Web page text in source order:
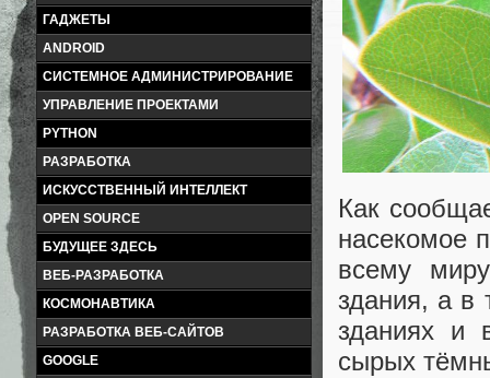
ГАДЖЕТЫ
ANDROID
СИСТЕМНОЕ АДМИНИСТРИРОВАНИЕ
УПРАВЛЕНИЕ ПРОЕКТАМИ
PYTHON
РАЗРАБОТКА
ИСКУССТВЕННЫЙ ИНТЕЛЛЕКТ
OPEN SOURCE
БУДУЩЕЕ ЗДЕСЬ
ВЕБ-РАЗРАБОТКА
КОСМОНАВТИКА
РАЗРАБОТКА ВЕБ-САЙТОВ
GOOGLE
Как
насекомое
всему
здания, а в
зданиях и
сырых